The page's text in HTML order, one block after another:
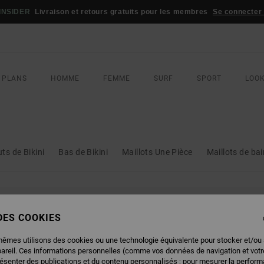
JEU CONCOURS Gagnez votre tenue de sport RVCA Participez
PLANS HOMME FEMME SURF SPORT
de Bikini Bas de Bikini Maillots Une Pièce Maillots de
PRODUITS SERONT BIENTÔT DE
COOKIES
utilisons des cookies ou une technologie équivalente pour stocker et/ou
Ces informations personnelles (comme vos données de navigation et
des publications et du contenu personnalisés ; pour mesurer la